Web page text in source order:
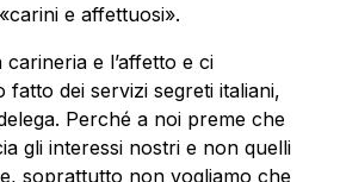
e affettuosi».
e l’affetto e ci
fatto dei servizi segreti italiani,
Perché a noi preme che
gli interessi nostri e non quelli
soprattutto non vogliamo che